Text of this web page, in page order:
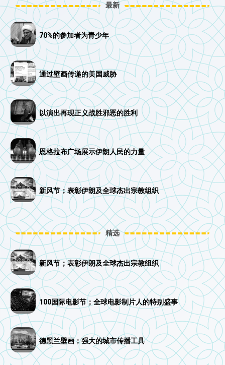
最新
70%的参加者为青少年
通过壁画传递的美国威胁
以演出再现正义战胜邪恶的胜利
恩格拉布广场展示伊朗人民的力量
新风节；表彰伊朗及全球杰出宗教组织
精选
新风节；表彰伊朗及全球杰出宗教组织
100国际电影节；全球电影制片人的特别盛事
德黑兰壁画；强大的城市传播工具